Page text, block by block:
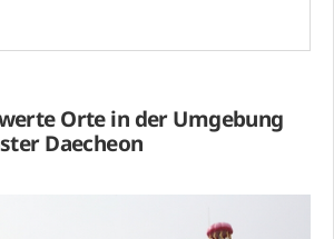
Orte in der Umgebung
Daecheon